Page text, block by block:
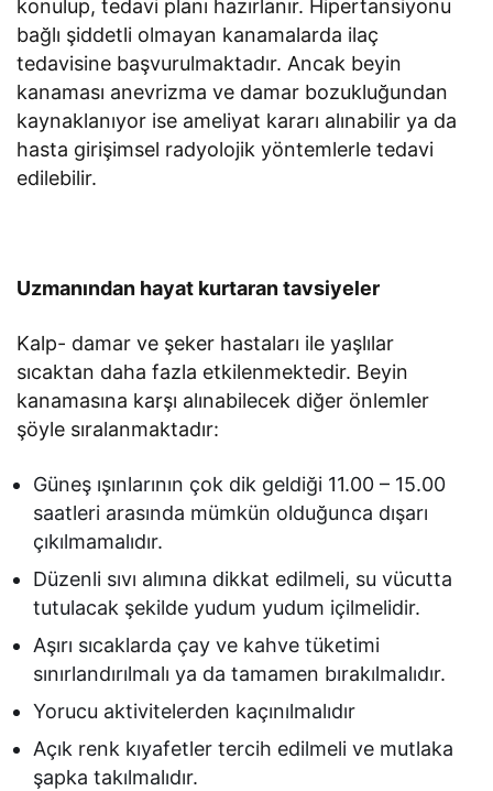
konulup, tedavi planı hazırlanır. Hipertansiyonu
bağlı şiddetli olmayan kanamalarda ilaç
tedavisine başvurulmaktadır. Ancak beyin
kanaması anevrizma ve damar bozukluğundan
kaynaklanıyor ise ameliyat kararı alınabilir ya da
hasta girişimsel radyolojik yöntemlerle tedavi
edilebilir.
Uzmanından hayat kurtaran tavsiyeler
Kalp- damar ve şeker hastaları ile yaşlılar
sıcaktan daha fazla etkilenmektedir. Beyin
kanamasına karşı alınabilecek diğer önlemler
şöyle sıralanmaktadır:
Güneş ışınlarının çok dik geldiği 11.00 – 15.00
saatleri arasında mümkün olduğunca dışarı
çıkılmamalıdır.
Düzenli sıvı alımına dikkat edilmeli, su vücutta
tutulacak şekilde yudum yudum içilmelidir.
Aşırı sıcaklarda çay ve kahve tüketimi
sınırlandırılmalı ya da tamamen bırakılmalıdır.
Yorucu aktivitelerden kaçınılmalıdır
Açık renk kıyafetler tercih edilmeli ve mutlaka
şapka takılmalıdır.